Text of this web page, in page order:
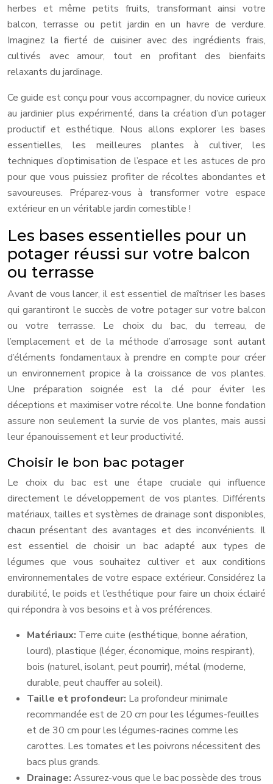
herbes et même petits fruits, transformant ainsi votre
balcon, terrasse ou petit jardin en un havre de verdure.
Imaginez la fierté de cuisiner avec des ingrédients frais,
cultivés avec amour, tout en profitant des bienfaits
relaxants du jardinage.
Ce guide est conçu pour vous accompagner, du novice curieux
au jardinier plus expérimenté, dans la création d’un potager
productif et esthétique. Nous allons explorer les bases
essentielles, les meilleures plantes à cultiver, les
techniques d’optimisation de l’espace et les astuces de pro
pour que vous puissiez profiter de récoltes abondantes et
savoureuses. Préparez-vous à transformer votre espace
extérieur en un véritable jardin comestible !
Les bases essentielles pour un
potager réussi sur votre balcon
ou terrasse
Avant de vous lancer, il est essentiel de maîtriser les bases
qui garantiront le succès de votre potager sur votre balcon
ou votre terrasse. Le choix du bac, du terreau, de
l’emplacement et de la méthode d’arrosage sont autant
d’éléments fondamentaux à prendre en compte pour créer
un environnement propice à la croissance de vos plantes.
Une préparation soignée est la clé pour éviter les
déceptions et maximiser votre récolte. Une bonne fondation
assure non seulement la survie de vos plantes, mais aussi
leur épanouissement et leur productivité.
Choisir le bon bac potager
Le choix du bac est une étape cruciale qui influence
directement le développement de vos plantes. Différents
matériaux, tailles et systèmes de drainage sont disponibles,
chacun présentant des avantages et des inconvénients. Il
est essentiel de choisir un bac adapté aux types de
légumes que vous souhaitez cultiver et aux conditions
environnementales de votre espace extérieur. Considérez la
durabilité, le poids et l’esthétique pour faire un choix éclairé
qui répondra à vos besoins et à vos préférences.
Matériaux: Terre cuite (esthétique, bonne aération,
lourd), plastique (léger, économique, moins respirant),
bois (naturel, isolant, peut pourrir), métal (moderne,
durable, peut chauffer au soleil).
Taille et profondeur: La profondeur minimale
recommandée est de 20 cm pour les légumes-feuilles
et de 30 cm pour les légumes-racines comme les
carottes. Les tomates et les poivrons nécessitent des
bacs plus grands.
Drainage: Assurez-vous que le bac possède des trous